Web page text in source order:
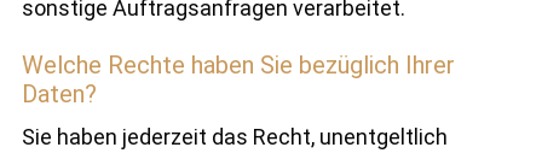
sonstige Auftragsanfragen verarbeitet.
Welche Rechte haben Sie bezüglich Ihrer
Daten?
Sie haben jederzeit das Recht, unentgeltlich